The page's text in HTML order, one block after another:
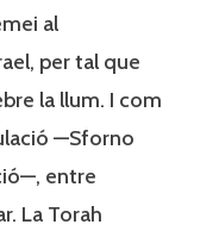
al
per tal que
la llum. I com
—Sforno
entre
La Torah